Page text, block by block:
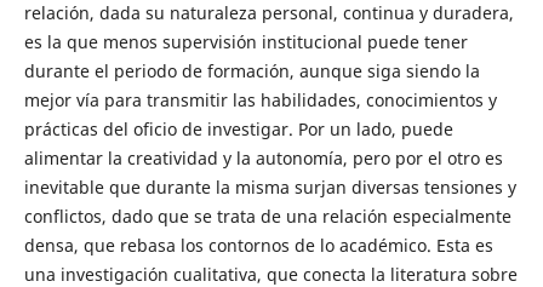
relación, dada su naturaleza personal, continua y duradera,
es la que menos supervisión institucional puede tener
durante el periodo de formación, aunque siga siendo la
mejor vía para transmitir las habilidades, conocimientos y
prácticas del oficio de investigar. Por un lado, puede
alimentar la creatividad y la autonomía, pero por el otro es
inevitable que durante la misma surjan diversas tensiones y
conflictos, dado que se trata de una relación especialmente
densa, que rebasa los contornos de lo académico. Esta es
una investigación cualitativa, que conecta la literatura sobre